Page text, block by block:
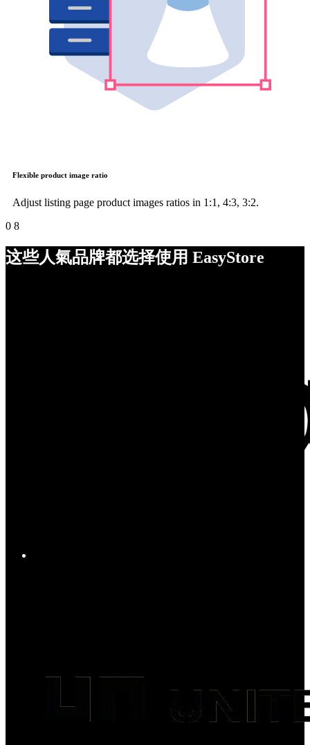
Flexible product image ratio
Adjust listing page product images ratios in 1:1, 4:3, 3:2.
0 8
这些人氣品牌都选择使用 EasyStore